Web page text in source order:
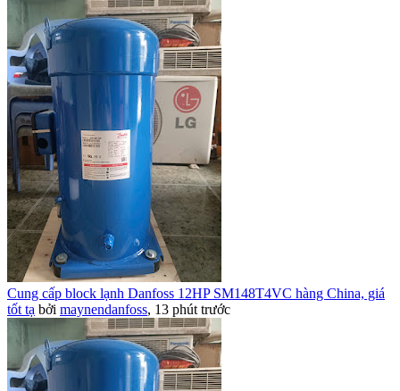
Cung cấp block lạnh Danfoss 12HP SM148T4VC hàng China, giá
tốt tạ bởi maynendanfoss, 13 phút trước